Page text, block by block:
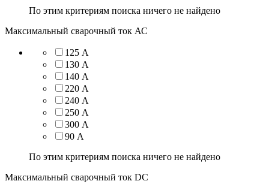
По этим критериям поиска ничего не найдено
Максимальный сварочный ток АС
125 А
130 А
140 А
220 А
240 А
250 А
300 А
90 А
По этим критериям поиска ничего не найдено
Максимальный сварочный ток DC